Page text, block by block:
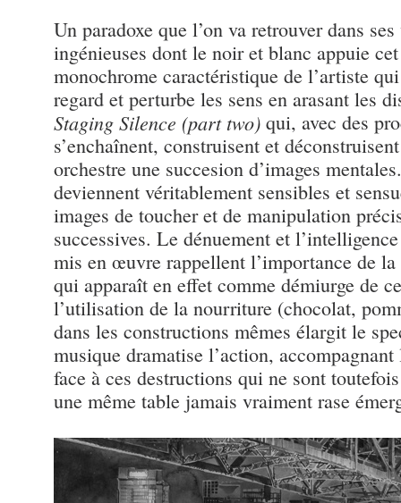
Un paradoxe que l’on va retrouver dans
ingénieuses dont le noir et blanc appuie
monochrome caractéristique de l’artiste
regard et perturbe les sens en arasant les
Staging Silence (part two) qui, avec des
s’enchaînent, construisent et
orchestre une succesion d’images
deviennent véritablement sensibles et
images de toucher et de manipulation
successives. Le dénuement et
mis en œuvre rappellent l’importance de
qui apparaît en effet comme démiurge de
l’utilisation de la nourriture (chocolat,
dans les constructions mêmes élargit le
musique dramatise l’action,
face à ces destructions qui ne sont
une même table jamais vraiment rase